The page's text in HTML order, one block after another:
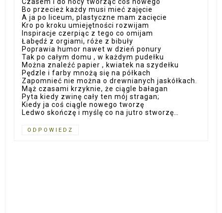
Bo przecież każdy musi mieć zajęcie
A ja po liceum, plastyczne mam zacięcie
Kro po kroku umiejętności rozwijam
Inspiracje czerpiąc z tego co omijam
Łabędź z orgiami, róże z bibuły
Poprawia humor nawet w dzień ponury
Tak po całym domu , w każdym pudełku
Można znaleźć papier , kwiatek na szydełku
Pędzle i farby mnożą się na półkach
Zapomnieć nie można o drewnianych jaskółkach.
Mąż czasami krzyknie, że ciągle bałagan
Pyta kiedy zwinę cały ten mój stragan;
Kiedy ja coś ciągle nowego tworzę
Ledwo skończę i myślę co na jutro stworzę…
ODPOWIEDZ